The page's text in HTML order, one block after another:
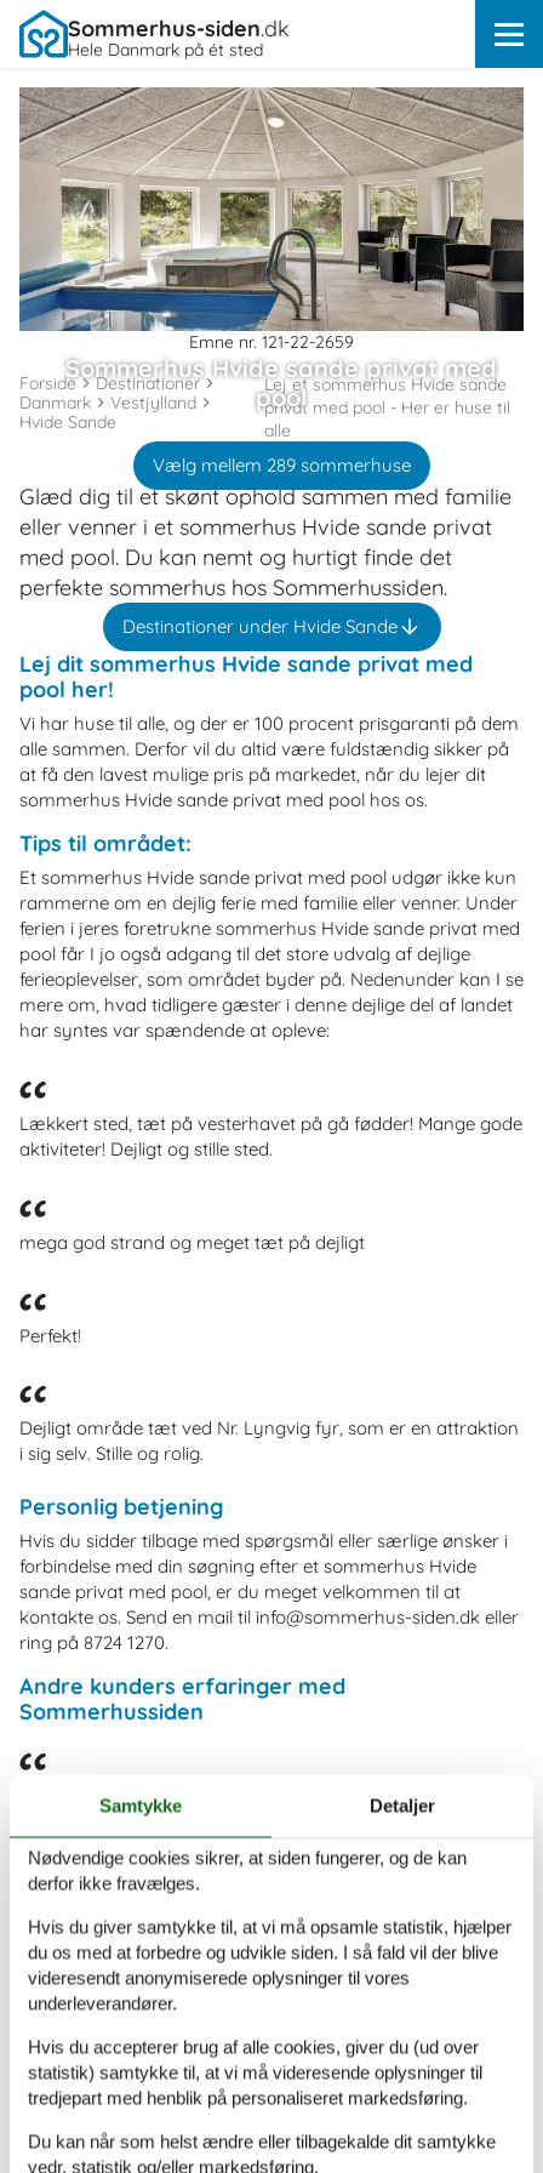
Sommerhus-siden.dk
Hele Danmark på ét sted
Emne nr. 121-22-2659
Sommerhus Hvide sande privat med
pool
Vælg mellem 289 sommerhuse
Forside
Destinationer
Danmark
Vestjylland
Hvide Sande
Lej et sommerhus Hvide sande
privat med pool - Her er huse til
alle
Glæd dig til et skønt ophold sammen med familie
eller venner i et sommerhus Hvide sande privat
med pool. Du kan nemt og hurtigt finde det
perfekte sommerhus hos Sommerhussiden.
Destinationer under Hvide Sande
Lej dit sommerhus Hvide sande privat med
pool her!
Vi har huse til alle, og der er 100 procent prisgaranti på dem
alle sammen. Derfor vil du altid være fuldstændig sikker på
at få den lavest mulige pris på markedet, når du lejer dit
sommerhus Hvide sande privat med pool hos os.
Tips til området:
Et sommerhus Hvide sande privat med pool udgør ikke kun
rammerne om en dejlig ferie med familie eller venner. Under
ferien i jeres foretrukne sommerhus Hvide sande privat med
pool får I jo også adgang til det store udvalg af dejlige
ferieoplevelser, som området byder på. Nedenunder kan I se
mere om, hvad tidligere gæster i denne dejlige del af landet
har syntes var spændende at opleve:
Lækkert sted, tæt på vesterhavet på gå fødder! Mange gode
aktiviteter! Dejligt og stille sted.
mega god strand og meget tæt på dejligt
Perfekt!
Dejligt område tæt ved Nr. Lyngvig fyr, som er en attraktion
i sig selv. Stille og rolig.
Personlig betjening
Hvis du sidder tilbage med spørgsmål eller særlige ønsker i
forbindelse med din søgning efter et sommerhus Hvide
sande privat med pool, er du meget velkommen til at
kontakte os. Send en mail til info@sommerhus-siden.dk eller
ring på 8724 1270.
Andre kunders erfaringer med
Sommerhussiden
På ferie med sommerhus-siden.dk God overskuelig
hjemmeside, virker bare.
Det var også helt fint.. Har ikke noget dårligt at sige om det.
ok service hjælpsom alle steder.
Samtykke Detaljer
Nødvendige cookies sikrer, at siden fungerer, og de kan
derfor ikke fravælges.
Hvis du giver samtykke til, at vi må opsamle statistik, hjælper
du os med at forbedre og udvikle siden. I så fald vil der blive
videresendt anonymiserede oplysninger til vores
underleverandører.
Hvis du accepterer brug af alle cookies, giver du (ud over
statistik) samtykke til, at vi må videresende oplysninger til
tredjepart med henblik på personaliseret markedsføring.
Du kan når som helst ændre eller tilbagekalde dit samtykke
vedr. statistik og/eller markedsføring.